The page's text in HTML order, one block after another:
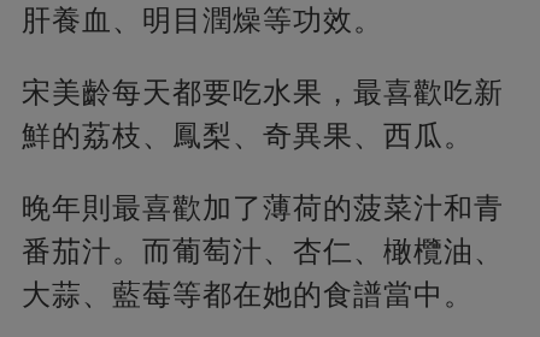
肝養血、明目潤燥等功效。
宋美齡每天都要吃水果，最喜歡吃新
鮮的荔枝、鳳梨、奇異果、西瓜。
晚年則最喜歡加了薄荷的菠菜汁和青
番茄汁。而葡萄汁、杏仁、橄欖油、
大蒜、藍莓等都在她的食譜當中。